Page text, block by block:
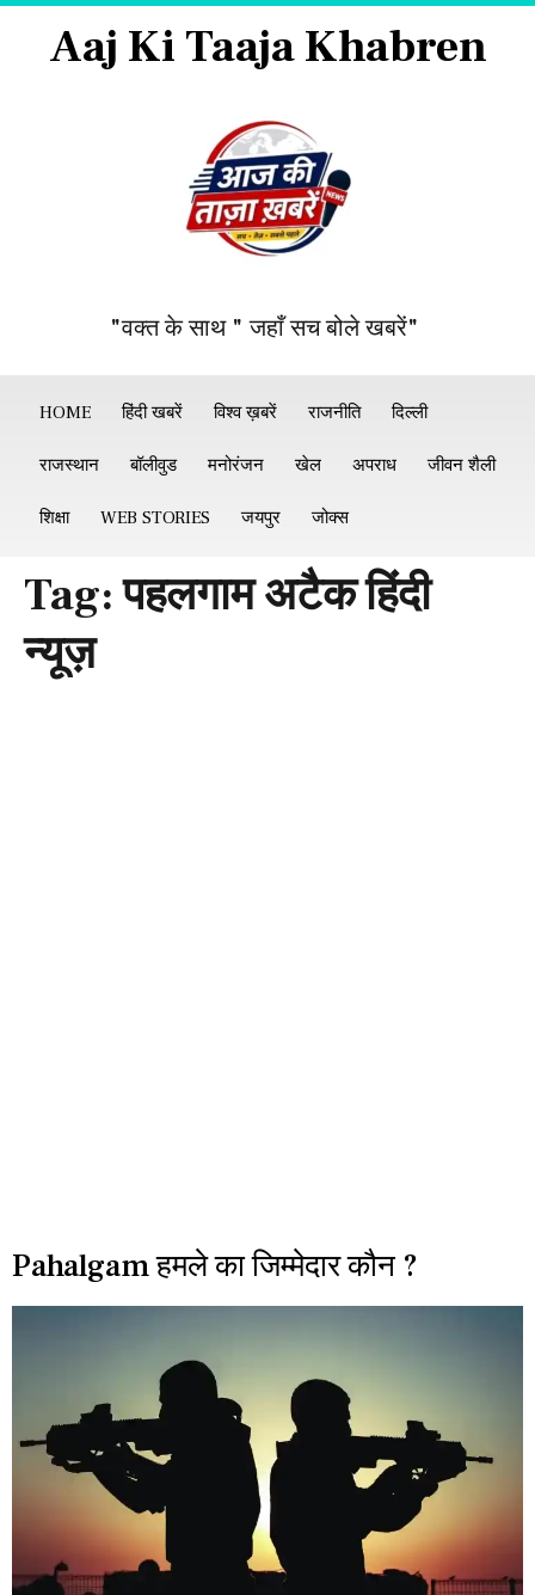
Aaj Ki Taaja Khabren
"वक्त के साथ " जहाँ सच बोले खबरें"
HOME हिंदी खबरें विश्व ख़बरें राजनीति दिल्ली
राजस्थान बॉलीवुड मनोरंजन खेल अपराध जीवन शैली
शिक्षा WEB STORIES जयपुर जोक्स
Tag:पहलगाम अटैक हिंदी
न्यूज़
Pahalgam हमले का जिम्मेदार कौन ?